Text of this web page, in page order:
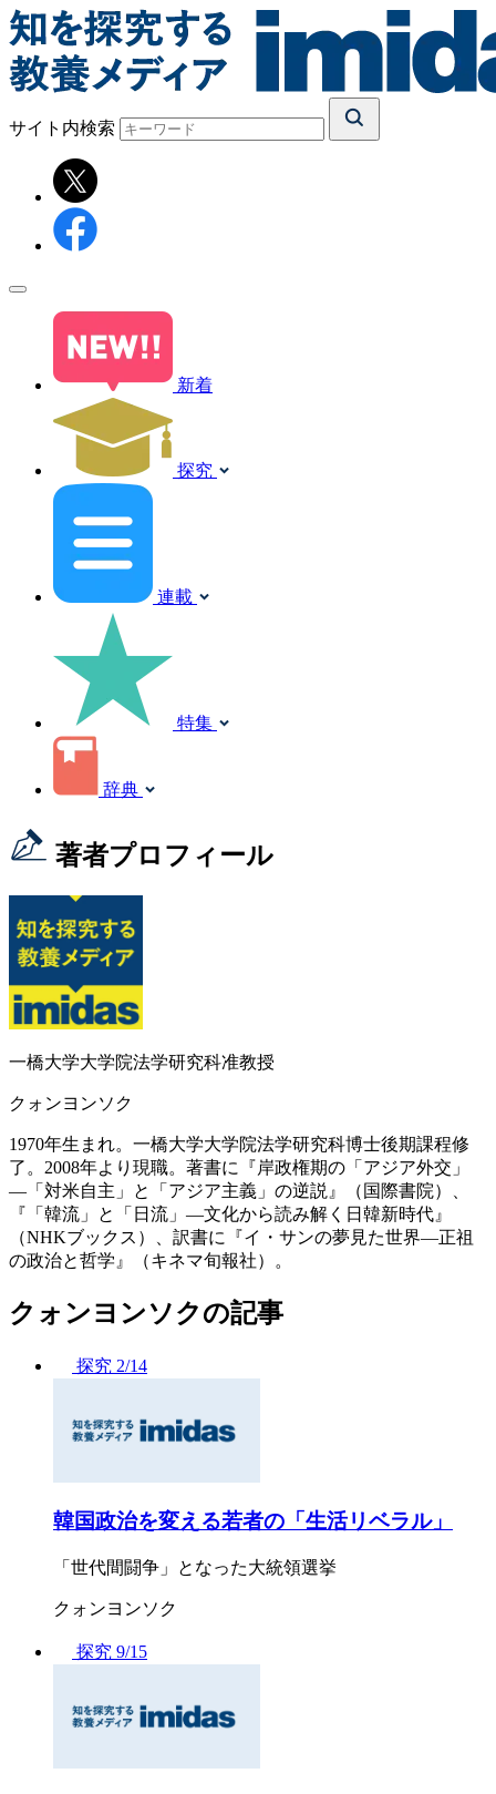
サイト内検索
新着
探究
連載
特集
辞典
著者プロフィール
一橋大学大学院法学研究科准教授
クォンヨンソク
1970年生まれ。一橋大学大学院法学研究科博士後期課程修
了。2008年より現職。著書に『岸政権期の「アジア外交」
―「対米自主」と「アジア主義」の逆説』（国際書院）、
『「韓流」と「日流」―文化から読み解く日韓新時代』
（NHKブックス）、訳書に『イ・サンの夢見た世界―正祖
の政治と哲学』（キネマ旬報社）。
クォンヨンソクの記事
探究 2/14
韓国政治を変える若者の「生活リベラル」
「世代間闘争」となった大統領選挙
クォンヨンソク
探究 9/15